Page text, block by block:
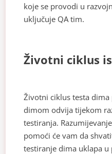
koje se provodi u
uključuje QA tim.
Životni ciklus
Životni ciklus testa
dimom odvija tijekom
testiranja.
pomoći će vam da
testiranje dima uklapa